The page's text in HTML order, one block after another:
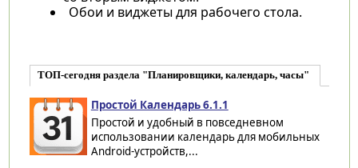
Обои и виджеты для рабочего стола.
ТОП-сегодня раздела "Планировщики, календарь, часы"
Простой Календарь 6.1.1
Простой и удобный в повседневном
использовании календарь для мобильных
Android-устройств,...